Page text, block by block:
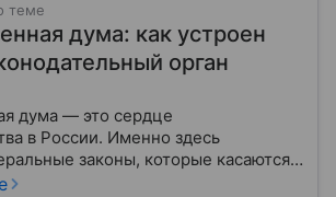
теме
дума: как устроен
орган
дума — это сердце
в России. Именно здесь
законы, которые касаются
от образования и